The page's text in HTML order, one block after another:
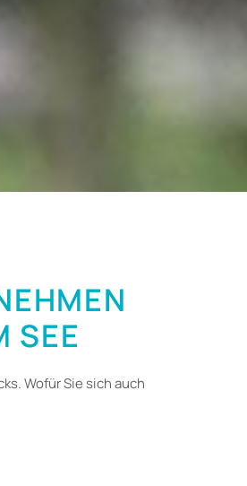
SEE
Wofür Sie sich auch